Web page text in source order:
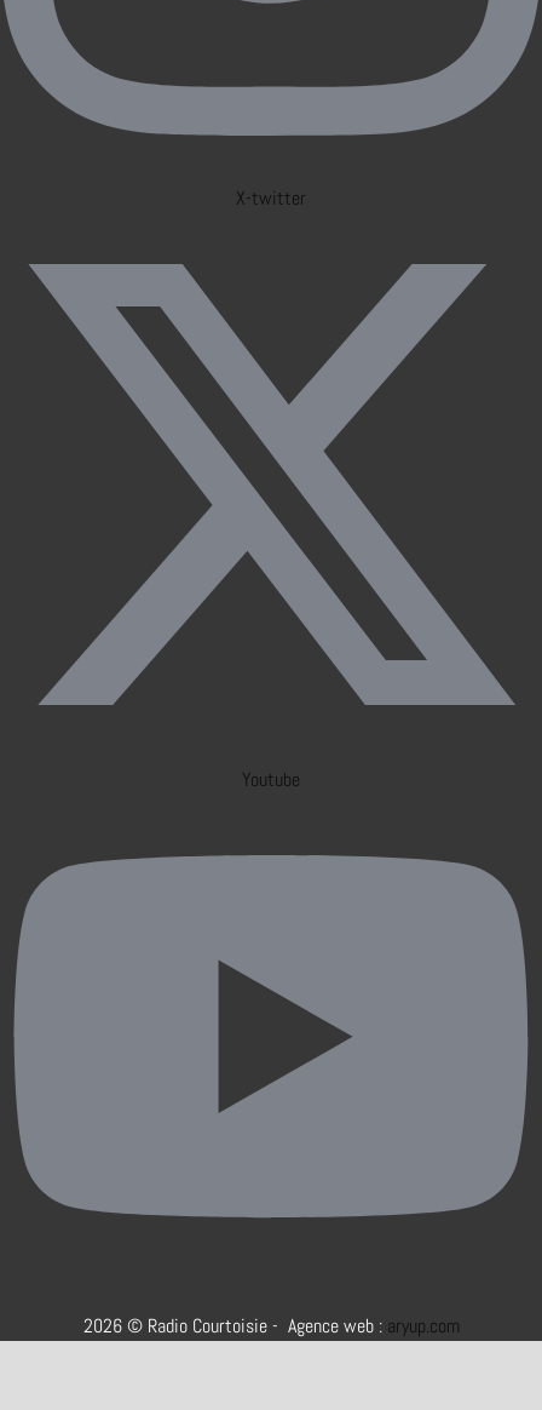
X-twitter
Youtube
2026 © Radio Courtoisie - Agence web : aryup.com